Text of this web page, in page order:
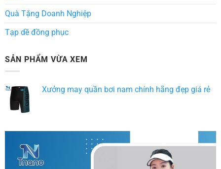
Quà Tặng Doanh Nghiệp
Tạp dề đồng phục
SẢN PHẨM VỪA XEM
Xưởng may quần bơi nam chính hãng đẹp giá rẻ